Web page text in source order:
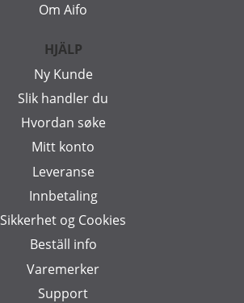
Om Aifo
HJÄLP
Ny Kunde
Slik handler du
Hvordan søke
Mitt konto
Leveranse
Innbetaling
Sikkerhet og Cookies
Beställ info
Varemerker
Support